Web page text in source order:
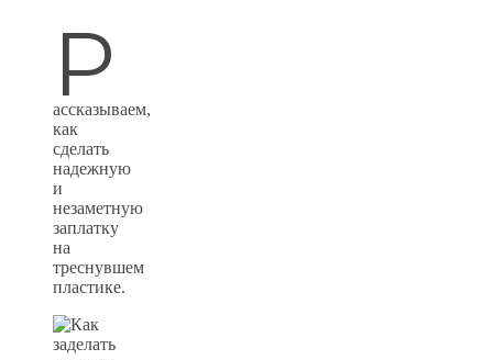
Р
ассказываем,
как
сделать
надежную
и
незаметную
заплатку
на
треснувшем
пластике.